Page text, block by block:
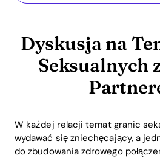
Dyskusja na
Seksualnych
W każdej relacji temat granic
wydawać się zniechęcający, a
do zbudowania zdrowego